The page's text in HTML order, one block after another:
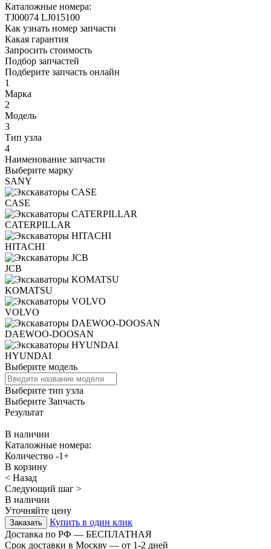
Каталожные номера:
TJ00074 LJ015100
Как узнать номер запчасти
Какая гарантия
Запросить стоимость
Подбор запчастей
Подберите запчасть онлайн
1
Марка
2
Модель
3
Тип узла
4
Наименование запчасти
Выберите марку
SANY
CASE
CATERPILLAR
HITACHI
JCB
KOMATSU
VOLVO
DAEWOO-DOOSAN
HYUNDAI
Выберите модель
Выберите тип узла
Выберите Запчасть
Результат
В наличии
Каталожные номера:
Количество -1+
В корзину
< Назад
Следующий шаг >
В наличии
Уточняйте цену
Купить в один клик
Доставка по РФ — БЕСПЛАТНАЯ
Срок доставки в Москву — от 1-2 дней